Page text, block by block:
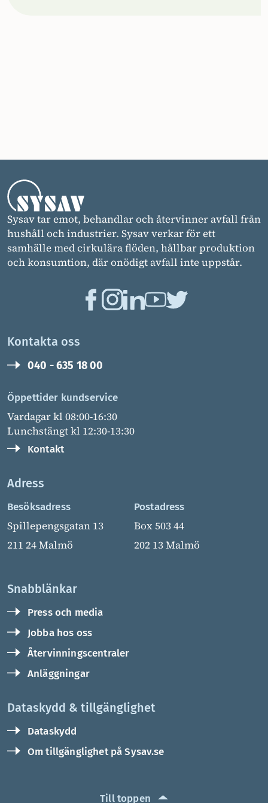
Sysav tar emot, behandlar och återvinner avfall från
hushåll och industrier. Sysav verkar för ett
samhälle med cirkulära flöden, hållbar produktion
och konsumtion, där onödigt avfall inte uppstår.
Kontakta oss
040 - 635 18 00
Öppettider kundservice
Vardagar kl 08:00-16:30
Lunchstängt kl 12:30-13:30
Kontakt
Adress
Besöksadress
Spillepengsgatan 13
211 24 Malmö
Postadress
Box 503 44
202 13 Malmö
Snabblänkar
Press och media
Jobba hos oss
Återvinningscentraler
Anläggningar
Dataskydd & tillgänglighet
Dataskydd
Om tillgänglighet på Sysav.se
Till toppen